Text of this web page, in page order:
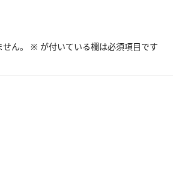
ん。 ※ が付いている欄は必須項目です